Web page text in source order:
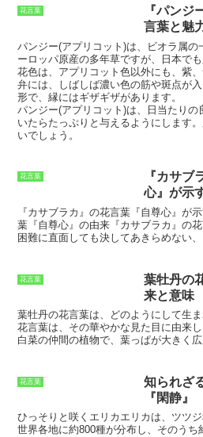
豊富で、花持ちもよいものが多いため
シンビジウムの花は、大きく分けて2つ
は、唇弁に比べて側花弁と背萼片が大
もう1つは、唇弁が大きく発達した「リ
弁の幅が広く、華やかな印象の花が多
唇弁にさまざまな模様が入っているの
花が多いです。また、シンビジウムは
から2月にかけて花を咲かせる「冬咲き
咲かせる「春咲き」、6月から8月にか
き」、9月から11月にかけて花を咲かせ
ます。そのため、一年中シンビジウム
花言葉
『パンジ
言葉と魅
パンジー(アプリコット)は、ビオラ属の
ーロッパ原産の多年草ですが、日本で
花色は、アプリコット色以外にも、紫
弁には、しばしば濃い色の筋や斑点が
形で、縁にはギザギザがあります。
パンジー(アプリコット)は、日当たりの
いたらたっぷりと与えるようにします
いでしょう。
花言葉
『カサブ
心』が示
『カサブラカ』の花言葉『自尊心』が
葉『自尊心』の由来 『カサブラカ』の
困難に直面しても決してあきらめない
き始めると、長く花を楽しむことがで
や忍耐力を連想する人が多く、それが
心』の由来となっています。『カサブ
みのない花ですが、ヨーロッパでは古
古代ギリシャでは、この花を「神の贈
では、この花を「幸運をもたらす花」
花言葉
葉牡丹の
来と意味
葉牡丹の花言葉は、どのようにして生
花言葉は、その華やかな見た目に由来
白菜の仲間の植物で、葉っぱが大きく
は、冬でも枯れることなく、緑の葉っ
ら、葉牡丹は、生命力と強さを象徴す
れています。葉牡丹は、その花言葉と
花として人気があります。お正月に葉
益と幸せを願う気持ちを込められます。
花言葉
知られざ
『閑静』
ひっそりと咲くエリカ エリカは、ツツ
世界各地に約800種が分布し、そのう